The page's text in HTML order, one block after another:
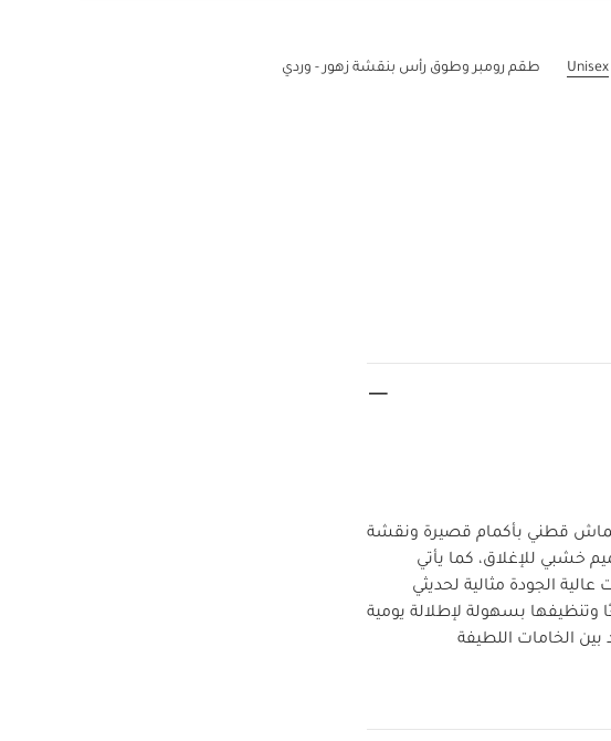
Unisex طقم رومبر وطوق رأس بنقشة زهور - وردي
قطني بأكمام قصيرة ونقشة
خشبي للإغلاق، كما يأتي
الجودة مثالية لحديثي
بسهولة لإطلالة يومية
بين الخامات اللطيفة